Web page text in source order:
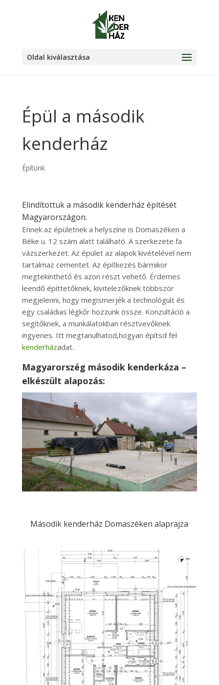
Oldal kiválasztása
Épül a második
kenderház
Építünk
Elindítottuk a második kenderház építését
Magyarországon.
Ennek az épületnek a helyszíne is Domaszéken a
Béke u. 12 szám alatt található. A szerkezete fa
vázszerkezet. Az épület az alapok kivételével nem
tartalmaz cementet. Az építkezés bármikor
megtekinthető és azon részt vehető. Érdemes
leendő építtetőknek, kivitelezőknek többször
megjelenni, hogy megismerjék a technológiát és
egy családias légkőr hozzunk össze. Konzultáció a
segítőknek, a munkálatokban résztvevőknek
ingyenes. Itt megtanulhatod,hogyan építsd fel
kenderházadat.
Magyarorszég második kenderkáza –
elkészült alapozás:
Második kenderház Domaszéken alaprajza